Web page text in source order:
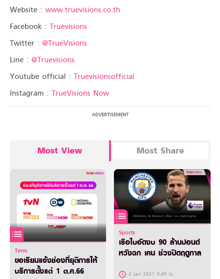
Website : www.truevisions.co.th
Facebook : Truevisions
Twitter : @TrueVisions
Line : @Truevisions
Youtube official : Truevisionsofficial
Instagram : TrueVisions Now
Most View Most Share
Term
ขอเรียนแจ้งช่องที่ยุติการให้
บริการตั้งแต่ 1 ต.ค.66
Sports
เรือใบอัดงบ 90 ล้านปอนด์
หวังฉก เคน ช่วงปิดฤดูกาล
2 jan 2021 3:45 น.